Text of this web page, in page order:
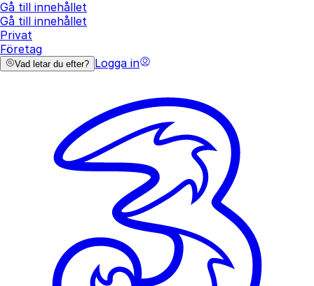
Gå till innehållet
Gå till innehållet
Privat
Företag
Vad letar du efter? Logga in